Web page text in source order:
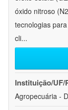
óxido nitroso
tecnologias
cli...
Instituição/UF/
Agropecuária -